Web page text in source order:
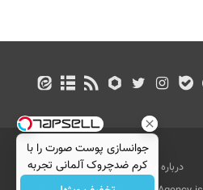
درباره ما تماس با ما
بازرگانی
جوانسازی پوست صورت را با
کرم ضدچروک آلمانی تجربه
کنید!